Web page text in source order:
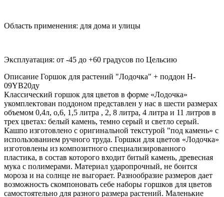
Область применения: для дома и улицы
Эксплуатация: от -45 до +60 градусов по Цельсию
Описание Горшок для растений "Лодочка" + поддон H-
09YB20ду
Классический горшок для цветов в форме «Лодочка»
укомплектован поддоном представлен у нас в шести размерах
объемом 0,4л, о,6, 1,5 литра , 2, 8 литра, 4 литра и 11 литров в
трех цветах: белый камень, темно серый и светло серый.
Кашпо изготовлено с оригинальной текстурой "под камень» с
использованием ручного труда. Горшки для цветов «Лодочка»
изготовлены из композитного специализированного
пластика, в состав которого входит битый камень, древесная
мука с полимерами. Материал ударопрочный, не боится
мороза и на солнце не выгорает. Разнообразие размеров дает
возможность скомпоновать себе наборы горшков для цветов
самостоятельно для разного размера растений. Маленькие